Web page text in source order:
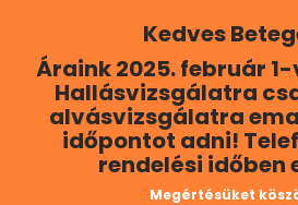
Kedves
Áraink 2025. február
Hallásvizsgálatra
alvásvizsgálatra
időpontot adni!
rendelési időben
Megértésüket
RÓLUNK
KAPCSOLAT
SZOLGÁLTATÁSAINK